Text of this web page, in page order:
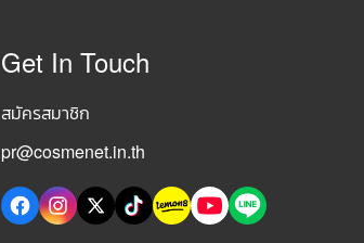
Get In Touch
สมัครสมาชิก
pr@cosmenet.in.th